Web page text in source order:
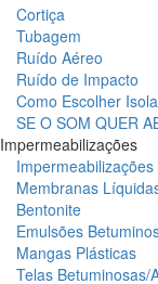
Cortiça
Tubagem
Ruído Aéreo
Ruído de Impacto
Como Escolher
SE O SOM QUER
Impermeabilizações
Impermeabilizações
Membranas
Bentonite
Emulsões
Mangas Plásticas
Telas Betuminosas/